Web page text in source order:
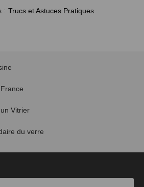
: Trucs et Astuces Pratiques
Vitrier
du verre